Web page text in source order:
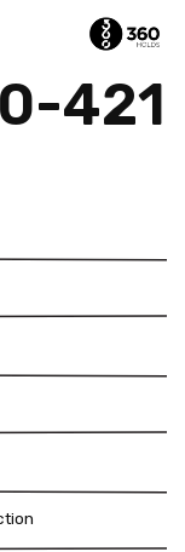
421